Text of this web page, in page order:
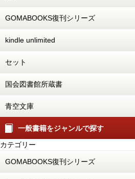
GOMABOOKS復刊シリーズ
kindle unlimited
セット
国会図書館所蔵書
青空文庫
一般書籍をジャンルで探す
カテゴリー
GOMABOOKS復刊シリーズ